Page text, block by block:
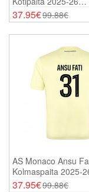
Lyhythihainen
37.95€99.88€
AS Monaco Ansu
Kolmaspaita 2025-
Lyhythihainen
37.95€99.88€